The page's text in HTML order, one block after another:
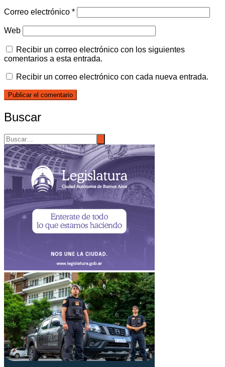
Correo electrónico *
Web
Recibir un correo electrónico con los siguientes
comentarios a esta entrada.
Recibir un correo electrónico con cada nueva entrada.
Buscar